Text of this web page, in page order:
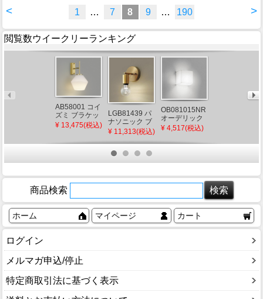
< >
1 … 7 8 9 … 190
閲覧数ウイークリーランキング
AB58001 コイ
ズミ ブラケッ
トライト ゴー
ルド LED（温
¥ 13,475(税込)
LGB81439 パ
ナソニック ブ
ラケットライ
ト LED(電球
色)
¥ 11,313(税込)
OB081015NR
オーデリック
ブラケットラ
白色）
¥ 4,517(税込)
商品検索
ホーム マイページ カート
ログイン
メルマガ申込/停止
特定商取引法に基づく表示